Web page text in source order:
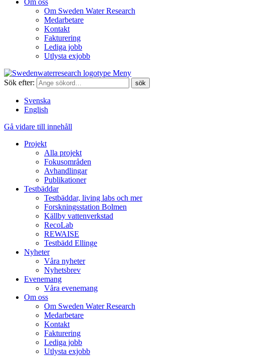
Om oss
Om Sweden Water Research
Medarbetare
Kontakt
Fakturering
Lediga jobb
Utlysta exjobb
Meny
Sök efter:
Svenska
English
Gå vidare till innehåll
Projekt
Alla projekt
Fokusområden
Avhandlingar
Publikationer
Testbäddar
Testbäddar, living labs och mer
Forskningsstation Bolmen
Källby vattenverkstad
RecoLab
REWAISE
Testbädd Ellinge
Nyheter
Våra nyheter
Nyhetsbrev
Evenemang
Våra evenemang
Om oss
Om Sweden Water Research
Medarbetare
Kontakt
Fakturering
Lediga jobb
Utlysta exjobb